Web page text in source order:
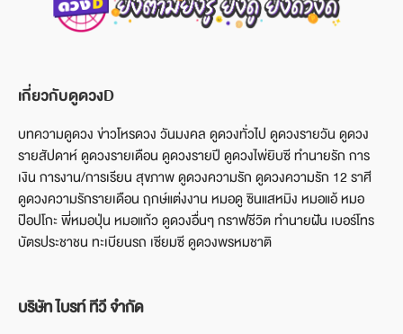
เกี่ยวกับดูดวงD
บทความดูดวง ข่าวโหรดวง วันมงคล ดูดวงทั่วไป ดูดวงรายวัน ดูดวง
รายสัปดาห์ ดูดวงรายเดือน ดูดวงรายปี ดูดวงไพ่ยิบซี ทำนายรัก การ
เงิน การงาน/การเรียน สุขภาพ ดูดวงความรัก ดูดวงความรัก 12 ราศี
ดูดวงความรักรายเดือน ฤกษ์แต่งงาน หมอดู ซินแสหมิง หมอแอ้ หมอ
ป๊อปโกะ พี่หมอปุ่น หมอแก้ว ดูดวงอื่นๆ กราฟชีวิต ทำนายฝัน เบอร์โทร
บัตรประชาชน ทะเบียนรถ เซียมซี ดูดวงพรหมชาติ
บริษัท ไบรท์ ทีวี จำกัด